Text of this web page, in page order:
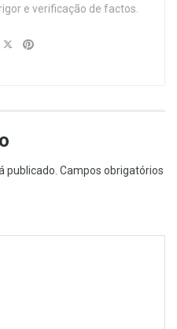
e verificação de factos.
publicado. Campos obrigatórios